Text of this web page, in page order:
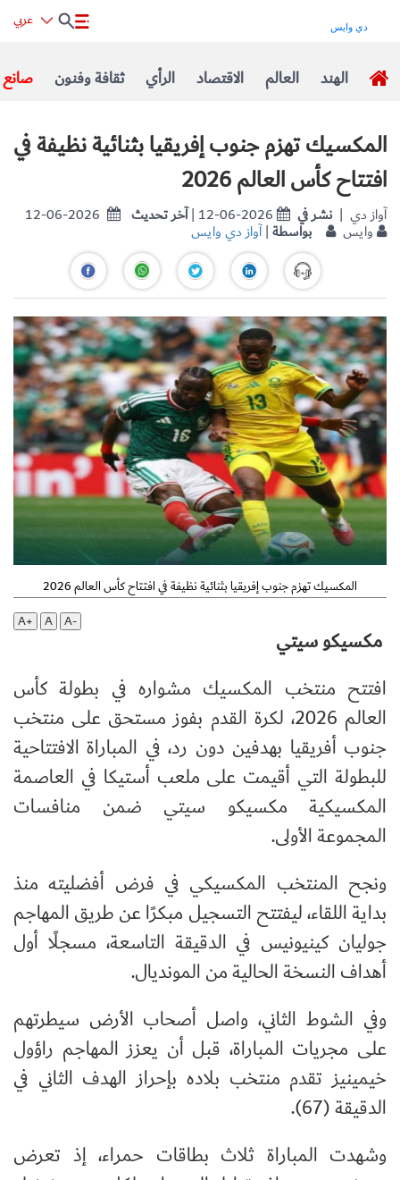
صانع ثقافة وفنون الرأي الاقتصاد العالم الهند
المكسيك تهزم جنوب إفريقيا بثنائية نظيفة في
افتتاح كأس العالم 2026
12-06-2026 آخر تحديث| 12-06-2026 نشر في | آواز دي
وايس بواسطة|آواز دي وايس
المكسيك تهزم جنوب إفريقيا بثنائية نظيفة في افتتاح كأس العالم 2026
A+
A A-
افتتح منتخب المكسيك مشواره في بطولة كأس
العالم 2026، لكرة القدم بفوز مستحق على منتخب
جنوب أفريقيا بهدفين دون رد، في المباراة الافتتاحية
للبطولة التي أقيمت على ملعب أستيكا في العاصمة
المكسيكية مكسيكو سيتي ضمن منافسات
المجموعة الأولى.
ونجح المنتخب المكسيكي في فرض أفضليته منذ
بداية اللقاء، ليفتتح التسجيل مبكرًا عن طريق المهاجم
جوليان كينيونيس في الدقيقة التاسعة، مسجلًا أول
أهداف النسخة الحالية من المونديال.
وفي الشوط الثاني، واصل أصحاب الأرض سيطرتهم
على مجريات المباراة، قبل أن يعزز المهاجم راؤول
خيمينيز تقدم منتخب بلاده بإحراز الهدف الثاني في
الدقيقة (67).
وشهدت المباراة ثلاث بطاقات حمراء، إذ تعرض